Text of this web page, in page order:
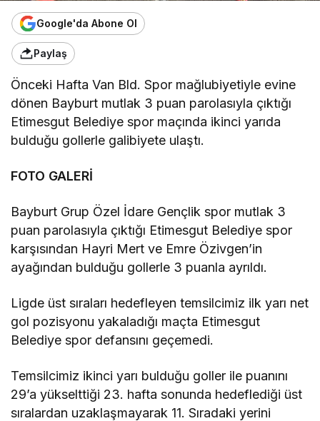
Google'da Abone Ol
Paylaş
Önceki Hafta Van Bld. Spor mağlubiyetiyle evine
dönen Bayburt mutlak 3 puan parolasıyla çıktığı
Etimesgut Belediye spor maçında ikinci yarıda
bulduğu gollerle galibiyete ulaştı.
FOTO GALERİ
Bayburt Grup Özel İdare Gençlik spor mutlak 3
puan parolasıyla çıktığı Etimesgut Belediye spor
karşısından Hayri Mert ve Emre Özivgen’in
ayağından bulduğu gollerle 3 puanla ayrıldı.
Ligde üst sıraları hedefleyen temsilcimiz ilk yarı net
gol pozisyonu yakaladığı maçta Etimesgut
Belediye spor defansını geçemedi.
Temsilcimiz ikinci yarı bulduğu goller ile puanını
29’a yükselttiği 23. hafta sonunda hedeflediği üst
sıralardan uzaklaşmayarak 11. Sıradaki yerini